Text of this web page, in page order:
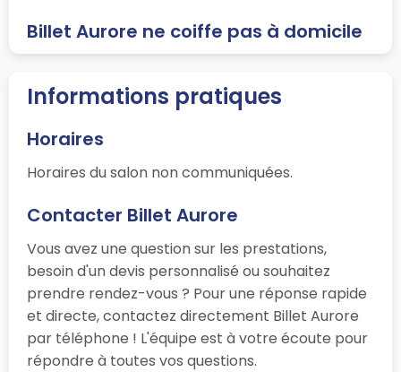
Billet Aurore ne coiffe pas à domicile
Informations pratiques
Horaires
Horaires du salon non communiquées.
Contacter Billet Aurore
Vous avez une question sur les prestations,
besoin d'un devis personnalisé ou souhaitez
prendre rendez-vous ? Pour une réponse rapide
et directe, contactez directement Billet Aurore
par téléphone ! L'équipe est à votre écoute pour
répondre à toutes vos questions.